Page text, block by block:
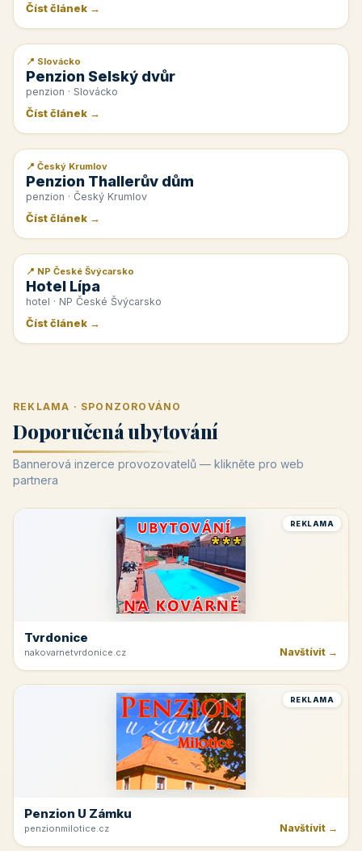
Číst článek →
📰 PR článek
📍 Slovácko
Penzion Selský dvůr
penzion · Slovácko
Číst článek →
📰 PR článek
📍 Český Krumlov
Penzion Thallerův dům
penzion · Český Krumlov
Číst článek →
📰 PR článek
📍 NP České Švýcarsko
Hotel Lípa
hotel · NP České Švýcarsko
Číst článek →
REKLAMA · SPONZOROVÁNO
Doporučená ubytování
Bannerová inzerce provozovatelů — klikněte pro web
partnera
REKLAMA
Tvrdonice
nakovarnetvrdonice.cz Navštívit →
REKLAMA
Penzion U Zámku
penzionmilotice.cz Navštívit →